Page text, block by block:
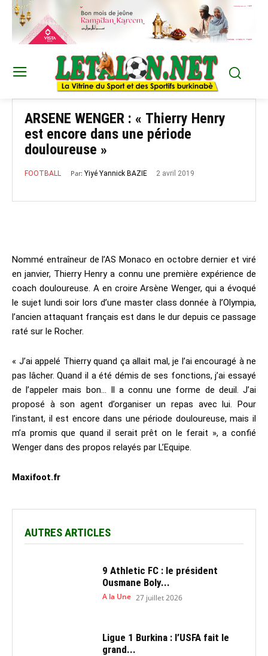
ARSENE WENGER : « Thierry Henry
est encore dans une période
douloureuse »
FOOTBALL Par: Yiyé Yannick BAZIE 2 avril 2019
Nommé entraîneur de l’AS Monaco en octobre dernier et viré
en janvier, Thierry Henry a connu une première expérience de
coach douloureuse. A en croire Arsène Wenger, qui a évoqué
le sujet lundi soir lors d’une master class donnée à l’Olympia,
l’ancien attaquant français est dans le dur depuis ce passage
raté sur le Rocher.
« J’ai appelé Thierry quand ça allait mal, je l’ai encouragé à ne
pas lâcher. Quand il a été démis de ses fonctions, j’ai essayé
de l’appeler mais bon… Il a connu une forme de deuil. J’ai
proposé à son agent d’organiser un repas avec lui. Pour
l’instant, il est encore dans une période douloureuse, mais il
m’a promis que quand il serait prêt on le ferait », a confié
Wenger dans des propos relayés par L’Equipe.
Maxifoot.fr
AUTRES ARTICLES
9 Athletic FC : le président
Ousmane Boly...
A la Une 27 juillet 2026
Ligue 1 Burkina : l’USFA fait le
grand...